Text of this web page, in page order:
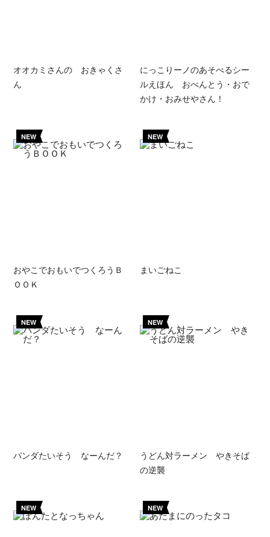
オオカミさんの おきゃくさ
ん
にっこりーノのあそべるシー
ルえほん おべんとう・おで
かけ・おみせやさん！
NEW
おやこでおもいでつくろうＢ
ＯＯＫ
NEW
まいごねこ
NEW
パンダたいそう なーんだ？
NEW
うどん対ラーメン やきそば
の逆襲
NEW NEW